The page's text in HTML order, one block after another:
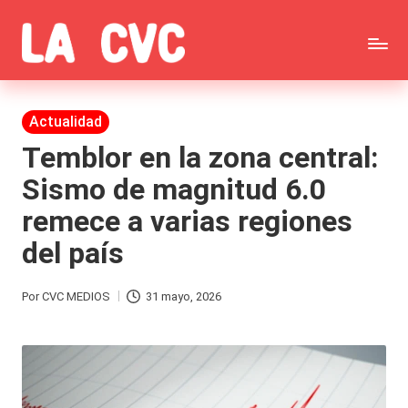
Saltar
al
contenido
C
o
p
u
c
h
a
s
ar
Todas
las
noticias
de
la
farándula,
Brava,
Publicada
en
Actualidad
Temblor en la zona central:
Sismo de magnitud 6.0
remece a varias regiones
del país
Publicado
PorCVC MEDIOS 31 mayo, 2026